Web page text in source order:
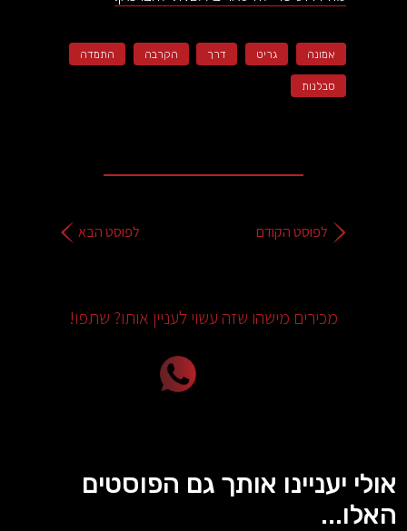
אמונה גריט דרך הקרבה התמדה
סבלנות
לפוסט הקודם לפוסט הבא
מכירים מישהו שזה עשוי לעניין אותו? שתפו!
אולי יעניינו אותך גם הפוסטים
האלו...